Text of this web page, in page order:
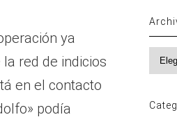
ya
red de indicios
en el contacto
podía